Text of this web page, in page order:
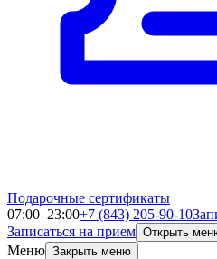
Подарочные сертификаты
07:00–23:00+7 (843) 205-90-10
Записаться на прием Открыть
Меню Закрыть меню